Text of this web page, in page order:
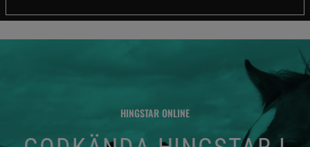
HINGSTAR ONLINE